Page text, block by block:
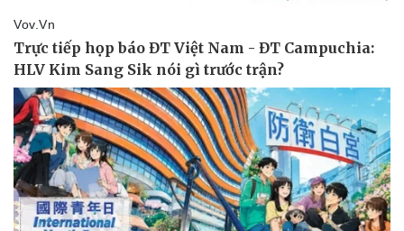
Pháp luật
Vụ án
Tin nóng
Tư vấn luật
Quân sự - Quốc phòng
Vũ khí
Việt Nam
Phân tích